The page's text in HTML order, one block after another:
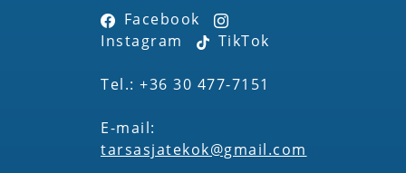
Facebook
Instagram
TikTok
Tel.: +36 30 477-7151
E-mail:
tarsasjatekok@gmail.com